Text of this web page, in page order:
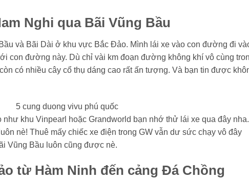
Nghi qua Bãi Vũng Bầu
và Bãi Dài ở khu vực Bắc Đảo. Mình lái xe vào con đường đi
con đường này. Dù chỉ vài km đoạn đường không khí vô cùng
có nhiều cây cổ thụ dáng cao rất ấn tượng. Và bạn tin được
khu Vinpearl hoặc Grandworld bạn nhớ thử lái xe qua đây nha.
nè! Thuê mấy chiếc xe điện trong GW vẫn dư sức chạy vô đây
Vũng Bầu luôn cũng được nè.
từ Hàm Ninh đến cảng Đá Chồng